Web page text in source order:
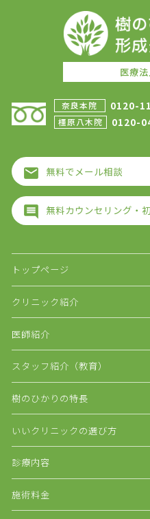
医療
奈良本院 0120-
橿原八木院 0120-
無料でメール相談
無料カウンセリング・
トップページ
クリニック紹介
医師紹介
スタッフ紹介（教育）
樹のひかりの特長
いいクリニックの選び方
診療内容
施術料金